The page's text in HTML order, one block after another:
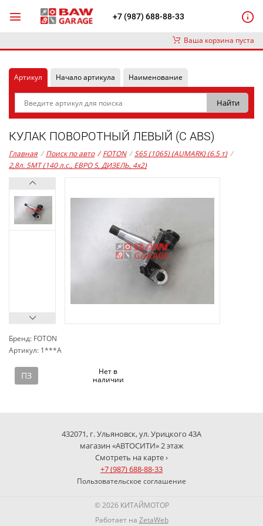
+7 (987) 688-88-33
Ваша корзина пуста
Артикул Начало артикула Наименование
КУЛАК ПОВОРОТНЫЙ ЛЕВЫЙ (С ABS)
Главная / Поиск по авто / FOTON / S65 (1065) (AUMARK) (6.5 т) /
2,8л. 5MT (140 л.с., ЕВРО 5, ДИЗЕЛЬ, 4x2)
Бренд: FOTON
Артикул: 1***A
ПЗ
Нет в
наличии
432071, г. Ульяновск, ул. Урицкого 43А
магазин «АВТОСИТИ» 2 этаж
Смотреть на карте ›
+7 (987) 688-88-33
Пользовательское соглашение
© 2026 КИТАЙМОТОР
Работает на ZetaWeb